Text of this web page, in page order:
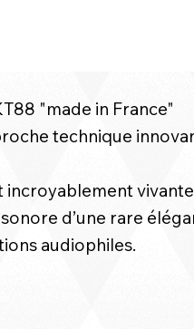
"made in France"
technique
incroyablement
d’une rare
audiophiles.